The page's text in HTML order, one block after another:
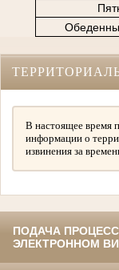
В настоящее время
информации о
извинения за
ПОДАЧА
ЭЛЕКТРОННОМ